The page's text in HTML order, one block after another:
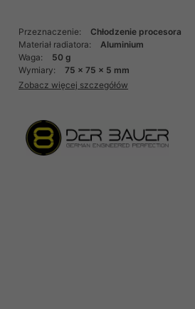
Przeznaczenie:
Chłodzenie procesora
Materiał radiatora:
Aluminium
Waga:
50 g
Wymiary:
75 x 75 x 5 mm
Zobacz więcej szczegółów